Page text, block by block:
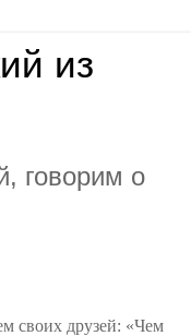
из
говорим о
своих друзей: «Чем